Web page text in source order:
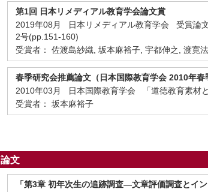
第1回 日本リメディアル教育学会論文賞
2019年08月 日本リメディアル教育学会 受賞論
2号(pp.151-160)
受賞者： 佐渡島紗織, 坂本麻裕子, 宇都伸之, 渡寛
春季研究会推薦論文（日本国際教育学会 2010年春
2010年03月 日本国際教育学会 「道徳教育素材
受賞者： 坂本麻裕子
論文
「第3章 初年次生の追跡調査―文章評価調査とイ